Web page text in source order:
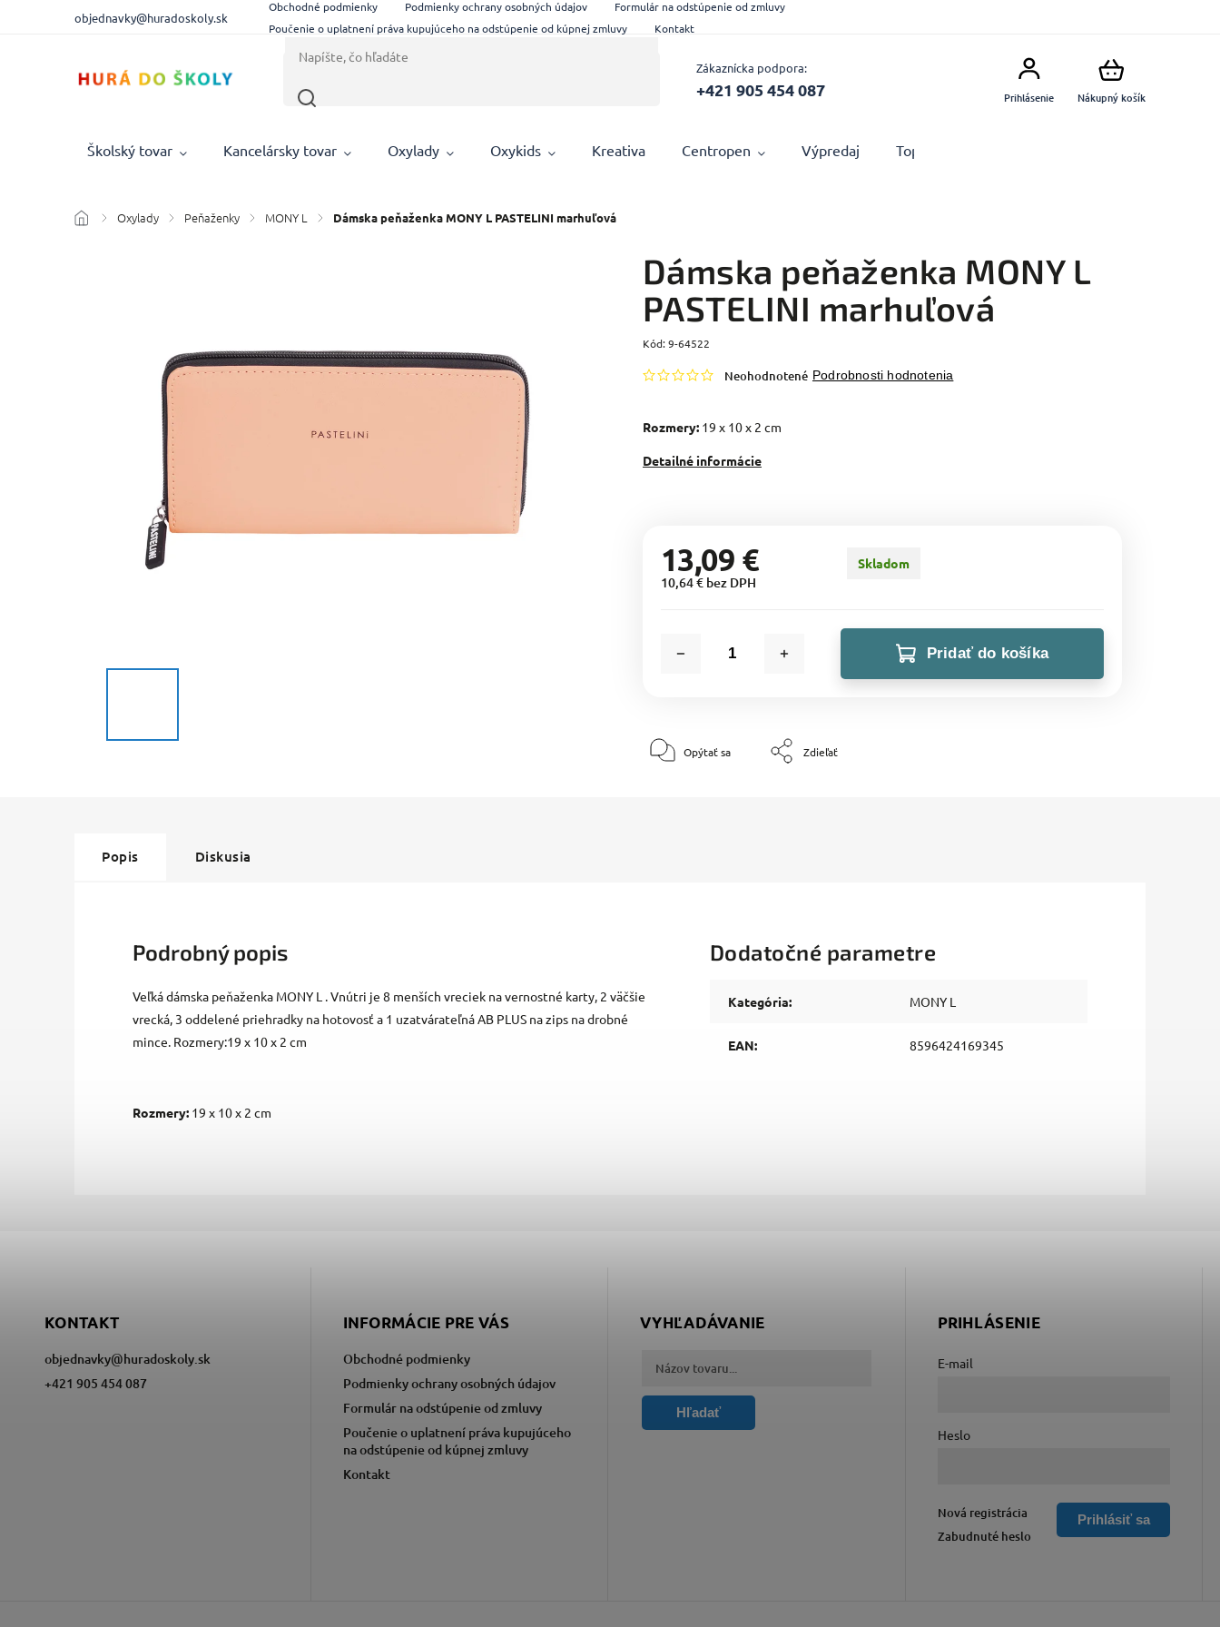
objednavky@huradoskoly.sk
Obchodné podmienky Podmienky ochrany osobných údajov
Formulár na odstúpenie od zmluvy
Poučenie o uplatnení práva kupujúceho na odstúpenie od kúpnej zmluvy
Kontakt
Zákaznícka podpora:
+421 905 454 087 Nákupný košík
Prihlásenie
Školský tovar Kancelársky tovar Oxylady Oxykids Kreativa Centropen Výpredaj Top produkty
/ Oxylady / Peňaženky / MONY L / Dámska peňaženka MONY L PASTELINI marhuľová
Dámska peňaženka MONY L
PASTELINI marhuľová
Kód:9-64522
Neohodnotené Podrobnosti hodnotenia
Rozmery:19 x 10 x 2 cm
Detailné informácie
13,09 €
10,64 € bez DPH
Skladom
Pridať do košíka
Opýtať sa Zdieľať
Popis Diskusia
Podrobný popis
Veľká dámska peňaženka MONY L . Vnútri je 8 menších vreciek na vernostné karty, 2 väčšie
vrecká, 3 oddelené priehradky na hotovosť a 1 uzatvárateľná AB PLUS na zips na drobné
mince. Rozmery:19 x 10 x 2 cm
Rozmery: 19 x 10 x 2 cm
Dodatočné parametre
Kategória: MONY L
EAN: 8596424169345
KONTAKT
objednavky@huradoskoly.sk
+421 905 454 087
INFORMÁCIE PRE VÁS
Obchodné podmienky
Podmienky ochrany osobných údajov
Formulár na odstúpenie od zmluvy
Poučenie o uplatnení práva kupujúceho
na odstúpenie od kúpnej zmluvy
Kontakt
VYHĽADÁVANIE
Hľadať
PRIHLÁSENIE
E-mail
Heslo
Prihlásiť sa
Nová registrácia
Zabudnuté heslo